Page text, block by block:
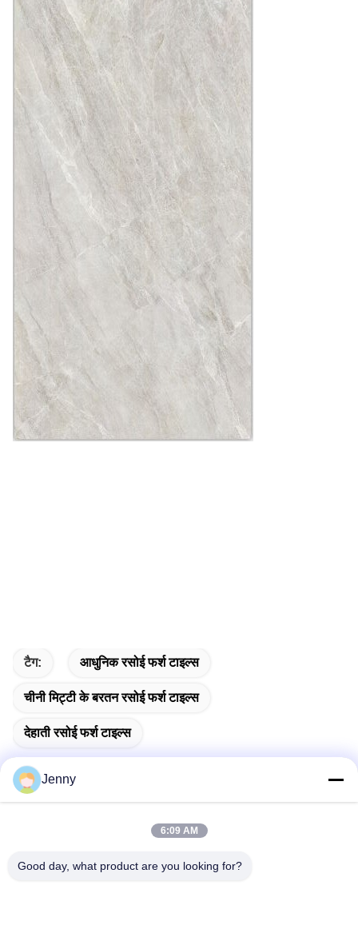
टैग: आधुनिक रसोई फर्श टाइल्स
चीनी मिट्टी के बरतन रसोई फर्श टाइल्स
देहाती रसोई फर्श टाइल्स
पता
Jenny
6:09 AM
Good day, what product are you looking for?